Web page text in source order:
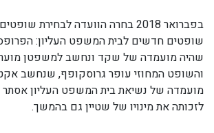
בפברואר 2018 בחרה הוועדה לבחירת
שופטים חדשים לבית המשפט העליון:
שהיה מועמדה של שקד ונחשב למשפטן
והשופט המחוזי עופר גרוסקופף, שנחשב
מועמדה של נשיאת בית המשפט העליון
לזכותה את מינויו של שטיין גם בהמשך.